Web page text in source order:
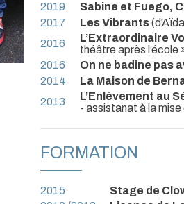
2019
Sabine et Fuego,
2017
Les Vibrants
2016
L’Extraordinaire
théâtre après
2016
On ne badine pas
2014
La Maison de
2013
L’Enlèvement au
- assistanat à la
FORMATION
2015 Stage de